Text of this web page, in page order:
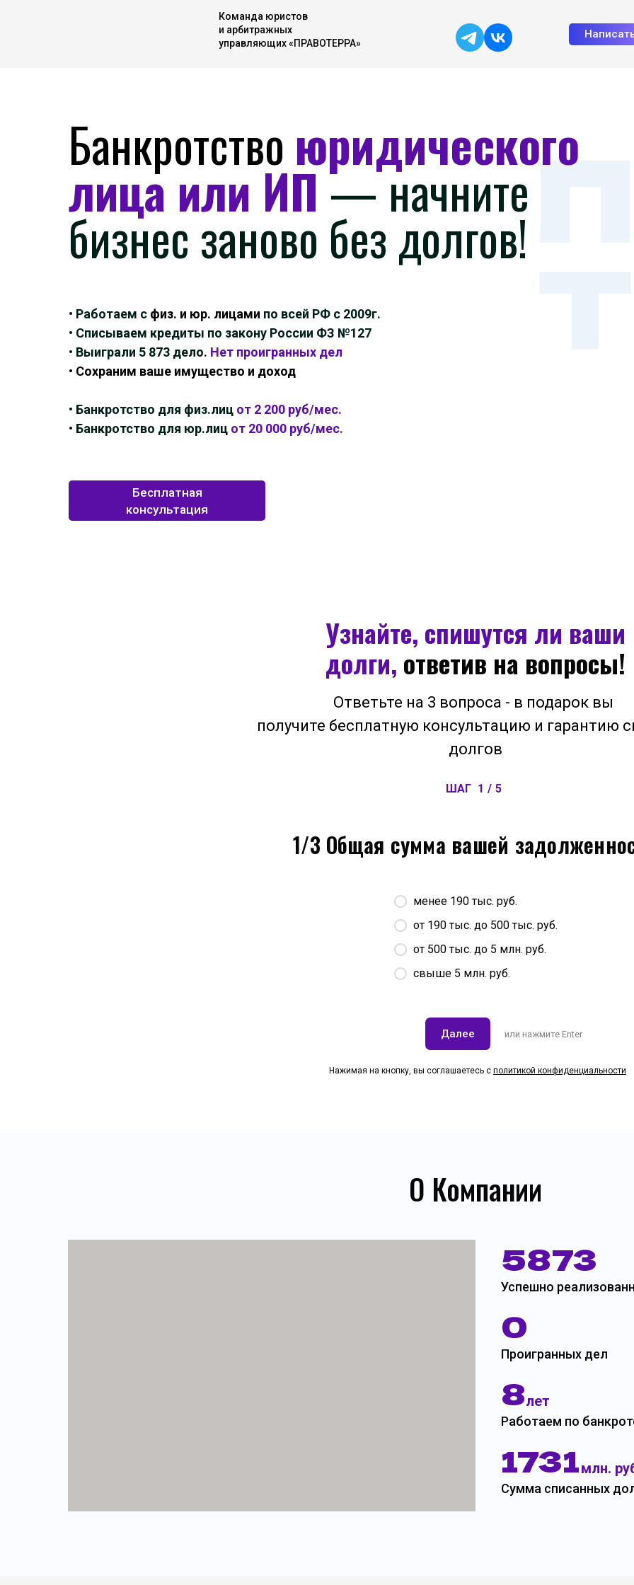
Команда юристов
и арбитражных
управляющих «ПРАВОТЕРРА»
Банкротство юридического
лица или ИП — начните
бизнес заново без долгов!
Бесплатная
консультация
• Работаем с физ. и юр. лицами по всей РФ с 2009г.
• Списываем кредиты по закону России ФЗ №127
• Выиграли 5 873 дело. Нет проигранных дел
• Сохраним ваше имущество и доход
• Банкротство для физ.лиц от 2 200 руб/мес.
• Банкротство для юр.лиц от 20 000 руб/мес.
Ответьте на 3 вопроса - в подарок вы
получите бесплатную консультацию и гарантию
долгов
Узнайте, спишутся ли ваши
долги, ответив на вопросы!
ШАГ 1 / 5
1/3 Общая сумма вашей
менее 190 тыс. руб.
от 190 тыс. до 500 тыс. руб.
от 500 тыс. до 5 млн. руб.
свыше 5 млн. руб.
Далее или нажмите Enter
Нажимая на кнопку, вы соглашаетесь с политикой конфиденциальности
млн.
Сумма списанных
1731
лет
Работаем по
8
Проигранных дел
0
Успешно
5873
О Компании